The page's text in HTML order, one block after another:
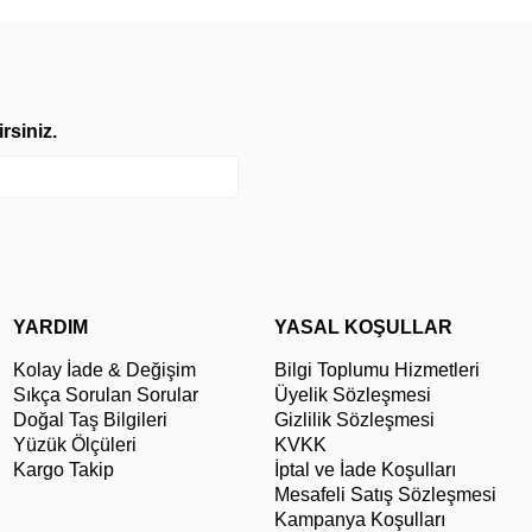
YARDIM
Kolay İade & Değişim
Sıkça Sorulan Sorular
Doğal Taş Bilgileri
Yüzük Ölçüleri
Kargo Takip
YASAL KOŞULLAR
Bilgi Toplumu Hizmetleri
Üyelik Sözleşmesi
Gizlilik Sözleşmesi
KVKK
İptal ve İade Koşulları
Mesafeli Satış Sözleşmesi
Kampanya Koşulları